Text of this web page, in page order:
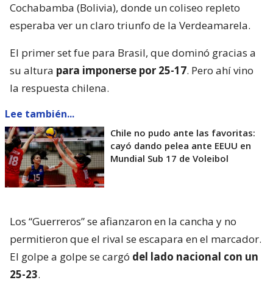
Cochabamba (Bolivia), donde un coliseo repleto
esperaba ver un claro triunfo de la Verdeamarela.
El primer set fue para Brasil, que dominó gracias a
su altura para imponerse por 25-17. Pero ahí vino
la respuesta chilena.
Lee también...
Chile no pudo ante las favoritas:
cayó dando pelea ante EEUU en
Mundial Sub 17 de Voleibol
Los “Guerreros” se afianzaron en la cancha y no
permitieron que el rival se escapara en el marcador.
El golpe a golpe se cargó del lado nacional con un
25-23.